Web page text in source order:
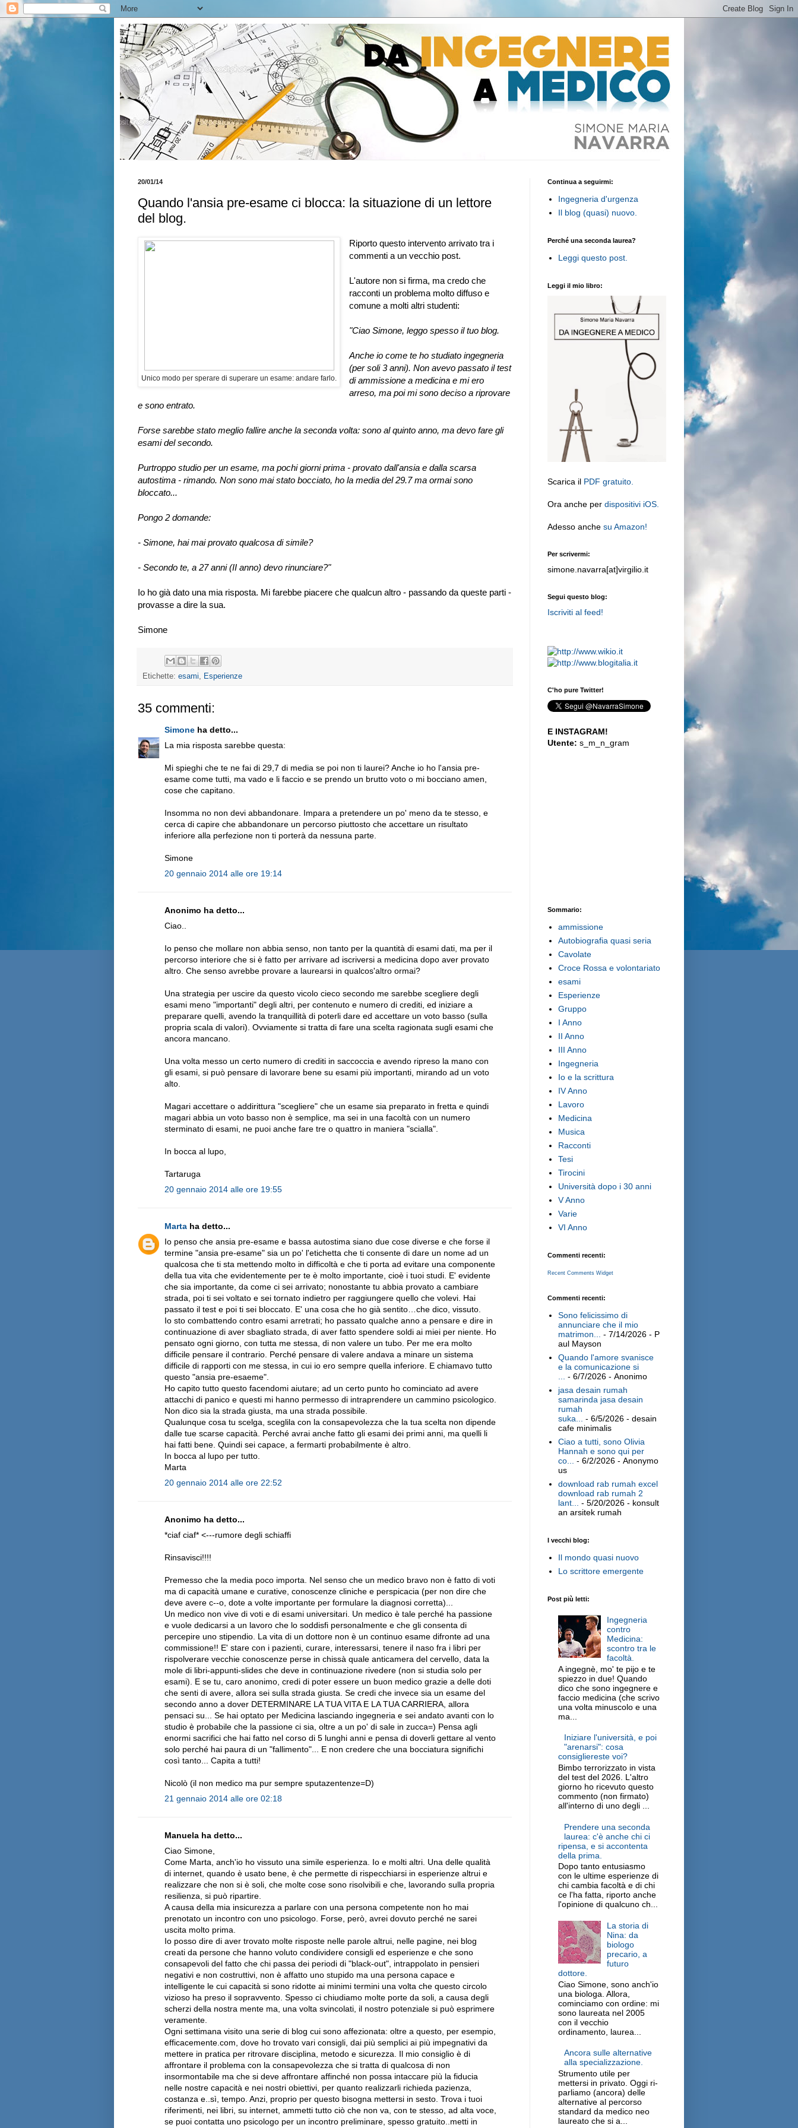
20/01/14
Quando l'ansia pre-esame ci blocca: la situazione di un lettore
del blog.
Unico modo per sperare di superare un esame: andare farlo.
Riporto questo intervento arrivato tra i
commenti a un vecchio post.
L'autore non si firma, ma credo che
racconti un problema molto diffuso e
comune a molti altri studenti:
"Ciao Simone, leggo spesso il tuo blog.
Anche io come te ho studiato ingegneria
(per soli 3 anni). Non avevo passato il test
di ammissione a medicina e mi ero
arreso, ma poi mi sono deciso a riprovare
e sono entrato.
Forse sarebbe stato meglio fallire anche la seconda volta: sono al quinto anno, ma devo fare gli
esami del secondo.
Purtroppo studio per un esame, ma pochi giorni prima - provato dall'ansia e dalla scarsa
autostima - rimando. Non sono mai stato bocciato, ho la media del 29.7 ma ormai sono
bloccato...
Pongo 2 domande:
- Simone, hai mai provato qualcosa di simile?
- Secondo te, a 27 anni (II anno) devo rinunciare?"
Io ho già dato una mia risposta. Mi farebbe piacere che qualcun altro - passando da queste parti -
provasse a dire la sua.
Simone
Etichette: esami Esperienze
35 commenti:
Simone ha detto...
La mia risposta sarebbe questa:
Mi spieghi che te ne fai di 29,7 di media se poi non ti laurei? Anche io ho l'ansia pre-
esame come tutti, ma vado e li faccio e se prendo un brutto voto o mi bocciano amen,
cose che capitano.
Insomma no non devi abbandonare. Impara a pretendere un po' meno da te stesso, e
cerca di capire che abbandonare un percorso piuttosto che accettare un risultato
inferiore alla perfezione non ti porterà da nessuna parte.
Simone
20 gennaio 2014 alle ore 19:14
Anonimo ha detto...
Ciao..
Io penso che mollare non abbia senso, non tanto per la quantità di esami dati, ma per il
percorso interiore che si è fatto per arrivare ad iscriversi a medicina dopo aver provato
altro. Che senso avrebbe provare a laurearsi in qualcos'altro ormai?
Una strategia per uscire da questo vicolo cieco secondo me sarebbe scegliere degli
esami meno "importanti" degli altri, per contenuto e numero di crediti, ed iniziare a
preparare quelli, avendo la tranquillità di poterli dare ed accettare un voto basso (sulla
propria scala di valori). Ovviamente si tratta di fare una scelta ragionata sugli esami che
ancora mancano.
Una volta messo un certo numero di crediti in saccoccia e avendo ripreso la mano con
gli esami, si può pensare di lavorare bene su esami più importanti, mirando ad un voto
alto.
Magari accettare o addirittura "scegliere" che un esame sia preparato in fretta e quindi
magari abbia un voto basso non è semplice, ma sei in una facoltà con un numero
sterminato di esami, ne puoi anche fare tre o quattro in maniera "scialla".
In bocca al lupo,
Tartaruga
20 gennaio 2014 alle ore 19:55
Marta ha detto...
Io penso che ansia pre-esame e bassa autostima siano due cose diverse e che forse il
termine "ansia pre-esame" sia un po' l'etichetta che ti consente di dare un nome ad un
qualcosa che ti sta mettendo molto in difficoltà e che ti porta ad evitare una componente
della tua vita che evidentemente per te è molto importante, cioè i tuoi studi. E' evidente
che sia importante, da come ci sei arrivato; nonostante tu abbia provato a cambiare
strada, poi ti sei voltato e sei tornato indietro per raggiungere quello che volevi. Hai
passato il test e poi ti sei bloccato. E' una cosa che ho già sentito…che dico, vissuto.
Io sto combattendo contro esami arretrati; ho passato qualche anno a pensare e dire in
continuazione di aver sbagliato strada, di aver fatto spendere soldi ai miei per niente. Ho
pensato ogni giorno, con tutta me stessa, di non valere un tubo. Per me era molto
difficile pensare il contrario. Perché pensare di valere andava a minare un sistema
difficile di rapporti con me stessa, in cui io ero sempre quella inferiore. E chiamavo tutto
questo "ansia pre-esaeme".
Ho capito tutto questo facendomi aiutare; ad un certo punto ho cominciato ad avere
attacchi di panico e questi mi hanno permesso di intraprendere un cammino psicologico.
Non dico sia la strada giusta, ma una strada possibile.
Qualunque cosa tu scelga, sceglila con la consapevolezza che la tua scelta non dipende
dalle tue scarse capacità. Perché avrai anche fatto gli esami dei primi anni, ma quelli li
hai fatti bene. Quindi sei capace, a fermarti probabilmente è altro.
In bocca al lupo per tutto.
Marta
20 gennaio 2014 alle ore 22:52
Anonimo ha detto...
*ciaf ciaf* <---rumore degli schiaffi
Rinsavisci!!!!
Premesso che la media poco importa. Nel senso che un medico bravo non è fatto di voti
ma di capacità umane e curative, conoscenze cliniche e perspicacia (per non dire che
deve avere c--o, dote a volte importante per formulare la diagnosi corretta)...
Un medico non vive di voti e di esami universitari. Un medico è tale perché ha passione
e vuole dedicarsi a un lavoro che lo soddisfi personalmente e che gli consenta di
percepire uno stipendio. La vita di un dottore non è un continuo esame difronte ad una
commissione!! E' stare con i pazienti, curare, interessarsi, tenere il naso fra i libri per
rispolverare vecchie conoscenze perse in chissà quale anticamera del cervello, data la
mole di libri-appunti-slides che deve in continuazione rivedere (non si studia solo per
esami). E se tu, caro anonimo, credi di poter essere un buon medico grazie a delle doti
che senti di avere, allora sei sulla strada giusta. Se credi che invece sia un esame del
secondo anno a dover DETERMINARE LA TUA VITA E LA TUA CARRIERA, allora
pensaci su... Se hai optato per Medicina lasciando ingegneria e sei andato avanti con lo
studio è probabile che la passione ci sia, oltre a un po' di sale in zucca=) Pensa agli
enormi sacrifici che hai fatto nel corso di 5 lunghi anni e pensa di doverli gettare al vento
solo perché hai paura di un "fallimento"... E non credere che una bocciatura significhi
così tanto... Capita a tutti!
Nicolò (il non medico ma pur sempre sputazentenze=D)
21 gennaio 2014 alle ore 02:18
Manuela ha detto...
Ciao Simone,
Come Marta, anch'io ho vissuto una simile esperienza. Io e molti altri. Una delle qualità
di internet, quando è usato bene, è che permette di rispecchiarsi in esperienze altrui e
realizzare che non si è soli, che molte cose sono risolvibili e che, lavorando sulla propria
resilienza, si può ripartire.
A causa della mia insicurezza a parlare con una persona competente non ho mai
prenotato un incontro con uno psicologo. Forse, però, avrei dovuto perché ne sarei
uscita molto prima.
Io posso dire di aver trovato molte risposte nelle parole altrui, nelle pagine, nei blog
creati da persone che hanno voluto condividere consigli ed esperienze e che sono
consapevoli del fatto che chi passa dei periodi di "black-out", intrappolato in pensieri
negativi e non costruttivi, non è affatto uno stupido ma una persona capace e
intelligente le cui capacità si sono ridotte ai minimi termini una volta che questo circolo
vizioso ha preso il sopravvento. Spesso ci chiudiamo molte porte da soli, a causa degli
scherzi della nostra mente ma, una volta svincolati, il nostro potenziale si può esprimere
veramente.
Ogni settimana visito una serie di blog cui sono affezionata: oltre a questo, per esempio,
efficacemente.com, dove ho trovato vari consigli, dai più semplici ai più impegnativi da
mettere in pratica per ritrovare disciplina, metodo e sicurezza. Il mio consiglio è di
affrontare il problema con la consapevolezza che si tratta di qualcosa di non
insormontabile ma che si deve affrontare affinché non possa intaccare più la fiducia
nelle nostre capacità e nei nostri obiettivi, per quanto realizzarli richieda pazienza,
costanza e..sì, tempo. Anzi, proprio per questo bisogna mettersi in sesto. Trova i tuoi
riferimenti, nei libri, su internet, ammetti tutto ciò che non va, con te stesso, ad alta voce,
se puoi contatta uno psicologo per un incontro preliminare, spesso gratuito..metti in
Continua a seguirmi:
Ingegneria d'urgenza
Il blog (quasi) nuovo.
Perché una seconda laurea?
Leggi questo post.
Leggi il mio libro:
Scarica il PDF gratuito.
Ora anche per dispositivi iOS.
Adesso anche su Amazon!
Per scrivermi:
simone.navarra[at]virgilio.it
Segui questo blog:
Iscriviti al feed!
C'ho pure Twitter!
E INSTAGRAM!
Utente: s_m_n_gram
Sommario:
ammissione
Autobiografia quasi seria
Cavolate
Croce Rossa e volontariato
esami
Esperienze
Gruppo
I Anno
II Anno
III Anno
Ingegneria
Io e la scrittura
IV Anno
Lavoro
Medicina
Musica
Racconti
Tesi
Tirocini
Università dopo i 30 anni
V Anno
Varie
VI Anno
Commenti recenti:
Recent Comments Widget
Commenti recenti:
Sono felicissimo di
annunciare che il mio
matrimon...
- 7/14/2026- P
aul Mayson
Quando l'amore svanisce
e la comunicazione si
- 6/7/2026- Anonimo
jasa desain rumah
samarinda jasa desain
rumah
suka...
- 6/5/2026- desain
cafe minimalis
Ciao a tutti, sono Olivia
Hannah e sono qui per
co...
- 6/2/2026- Anonymo
us
download rab rumah excel
download rab rumah 2
lant...
- 5/20/2026- konsult
an arsitek rumah
I vecchi blog:
Il mondo quasi nuovo
Lo scrittore emergente
Post più letti:
Ingegneria
contro
Medicina:
scontro tra le
facoltà.
A ingegnè, mo' te pijo e te
spiezzo in due! Quando
dico che sono ingegnere e
faccio medicina (che scrivo
una volta minuscolo e una
ma...
Iniziare l'università, e poi
"arenarsi": cosa
consigliereste voi?
Bimbo terrorizzato in vista
del test del 2026. L'altro
giorno ho ricevuto questo
commento (non firmato)
all'interno di uno degli ...
Prendere una seconda
laurea: c'è anche chi ci
ripensa, e si accontenta
della prima.
Dopo tanto entusiasmo
con le ultime esperienze di
chi cambia facoltà e di chi
ce l'ha fatta, riporto anche
l'opinione di qualcuno ch...
La storia di
Nina: da
biologo
precario, a
futuro
dottore.
Ciao Simone, sono anch'io
una biologa. Allora,
cominciamo con ordine: mi
sono laureata nel 2005
con il vecchio
ordinamento, laurea...
Ancora sulle alternative
alla specializzazione.
Strumento utile per
mettersi in privato. Oggi ri-
parliamo (ancora) delle
alternative al percorso
standard da medico neo
laureato che si a...